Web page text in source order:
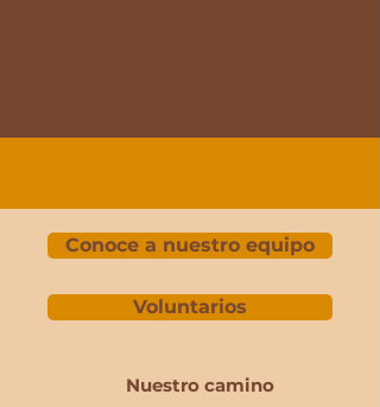
Conoce a nuestro equipo
Voluntarios
Nuestro camino